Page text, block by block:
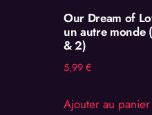
Our Dream of
un autre monde
& 2)
5,99€
Ajouter au panier